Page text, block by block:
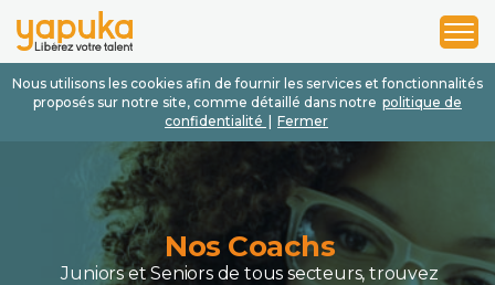
Nous utilisons les cookies afin de fournir les services et fonctionnalités
proposés sur notre site, comme détaillé dans notre politique de
confidentialité
Fermer
1
2
3
Nos Coachs
Juniors et Seniors de tous secteurs, trouvez